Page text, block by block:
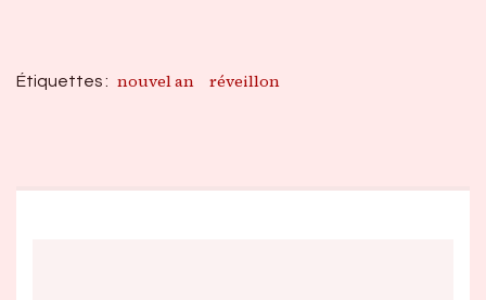
Étiquettes : nouvel an réveillon